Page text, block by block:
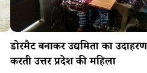
डोरमैट बनाकर उद्यमिता का
करती उत्तर प्रदेश की महिला